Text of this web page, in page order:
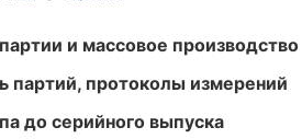
и массовое производство
партий, протоколы измерений
до серийного выпуска